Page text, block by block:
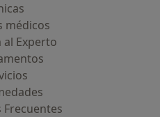
médicos
Experto